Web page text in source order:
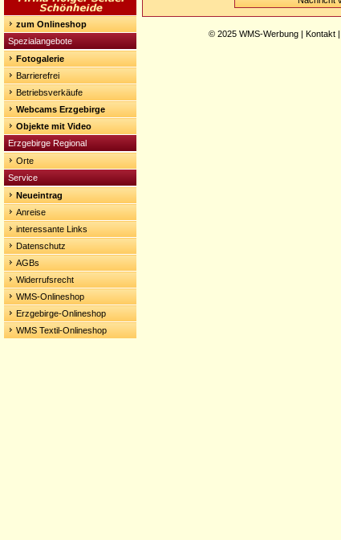
zum Onlineshop
Spezialangebote
Fotogalerie
Barrierefrei
Betriebsverkäufe
Webcams Erzgebirge
Objekte mit Video
Erzgebirge Regional
Orte
Service
Neueintrag
Anreise
interessante Links
Datenschutz
AGBs
Widerrufsrecht
WMS-Onlineshop
Erzgebirge-Onlineshop
WMS Textil-Onlineshop
© 2025 WMS-Werbung | Kontakt |